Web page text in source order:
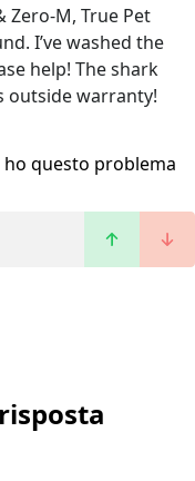
Zero-M, True Pet
I’ve washed the
help! The shark
outside warranty!
ho questo problema